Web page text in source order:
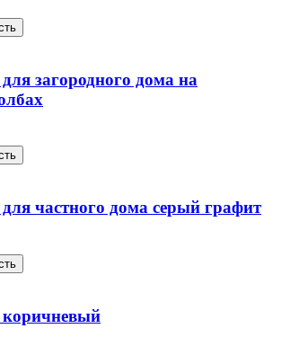
загородного дома на
частного дома серый графит